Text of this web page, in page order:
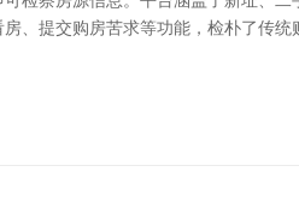
、提交购房苦求等功能，检朴了传